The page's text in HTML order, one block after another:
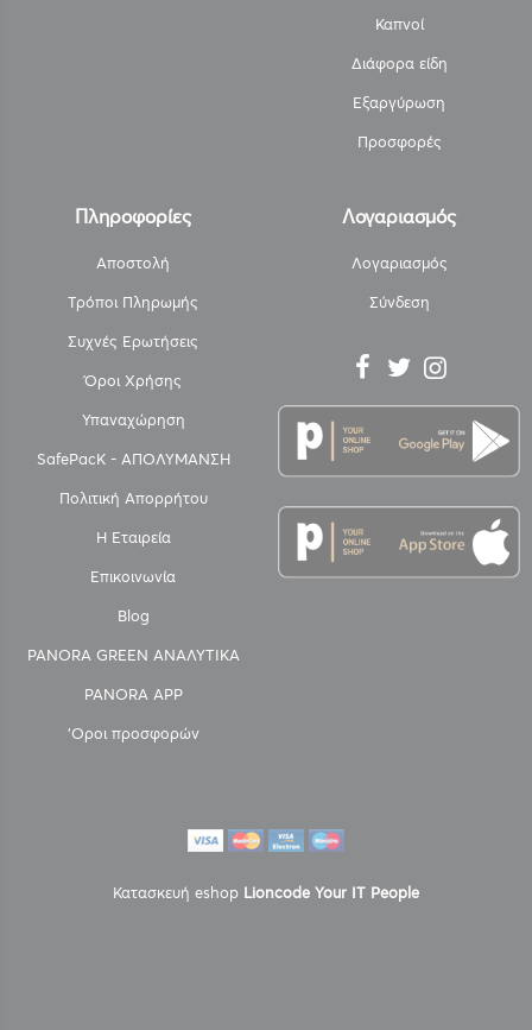
Καπνοί
Διάφορα είδη
Εξαργύρωση
Προσφορές
Πληροφορίες
Αποστολή
Τρόποι Πληρωμής
Συχνές Ερωτήσεις
Όροι Χρήσης
Υπαναχώρηση
SafePacK - ΑΠΟΛΥΜΑΝΣΗ
Πολιτική Απορρήτου
Η Εταιρεία
Επικοινωνία
Blog
PANORA GREEN ΑΝΑΛΥΤΙΚΑ
PANORA APP
'Οροι προσφορών
Λογαριασμός
Λογαριασμός
Σύνδεση
Κατασκευή eshop Lioncode Your IT People